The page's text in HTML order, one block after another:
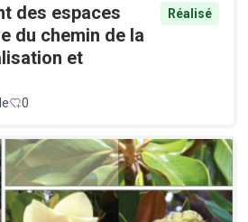
des espaces
du chemin de la
et
Réalisé
0